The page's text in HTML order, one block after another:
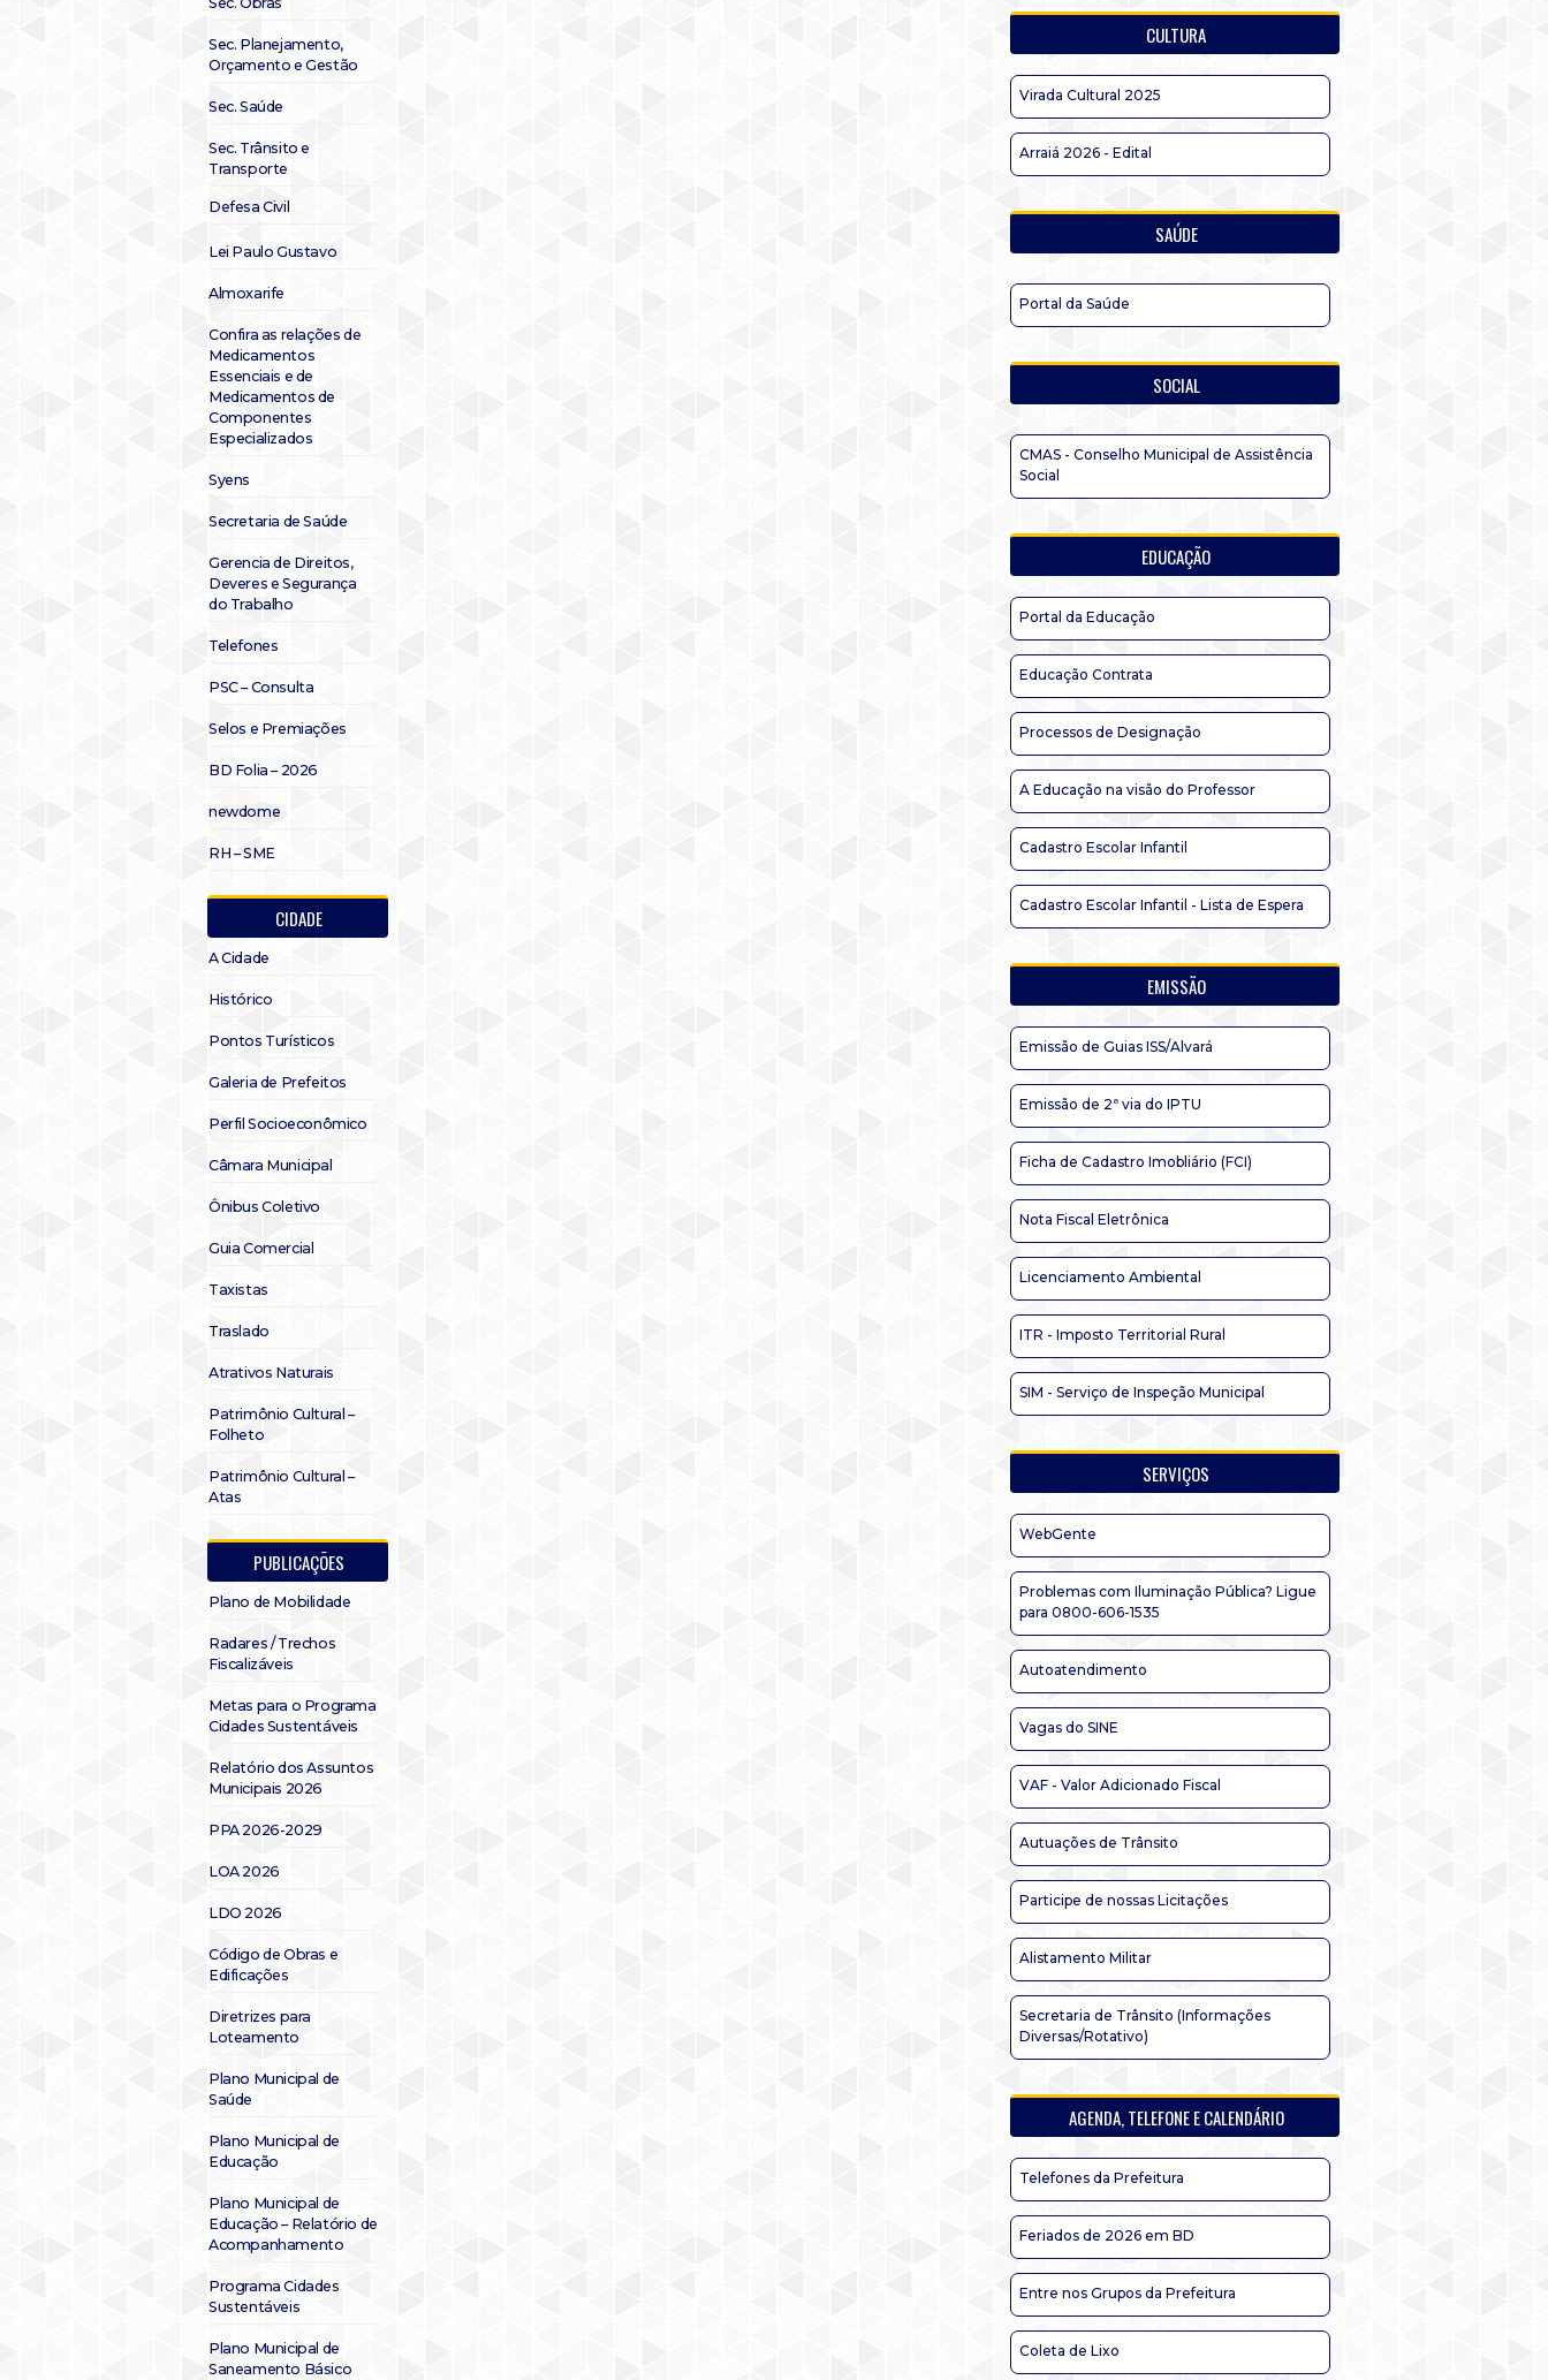
Sec. Planejamento,
Orçamento e Gestão
Sec. Saúde
Sec. Trânsito e
Transporte
Defesa Civil
Lei Paulo Gustavo
Almoxarife
Confira as relações de
Medicamentos
Essenciais e de
Medicamentos de
Componentes
Especializados
Syens
Secretaria de Saúde
Gerencia de Direitos,
Deveres e Segurança
do Trabalho
Telefones
PSC – Consulta
Selos e Premiações
BD Folia – 2026
newdome
RH – SME
CIDADE
A Cidade
Histórico
Pontos Turísticos
Galeria de Prefeitos
Perfil Socioeconômico
Câmara Municipal
Ônibus Coletivo
Guia Comercial
Taxistas
Traslado
Atrativos Naturais
Patrimônio Cultural –
Folheto
Patrimônio Cultural –
Atas
PUBLICAÇÕES
Plano de Mobilidade
Radares / Trechos
Fiscalizáveis
Metas para o Programa
Cidades Sustentáveis
Relatório dos Assuntos
Municipais 2026
PPA 2026-2029
LOA 2026
LDO 2026
Código de Obras e
Edificações
Diretrizes para
Loteamento
Plano Municipal de
Saúde
Plano Municipal de
Educação
Plano Municipal de
Educação – Relatório de
Acompanhamento
Programa Cidades
Sustentáveis
Plano Municipal de
Saneamento Básico
CULTURA
Virada Cultural 2025
Arraiá 2026 - Edital
SAÚDE
Portal da Saúde
SOCIAL
CMAS - Conselho Municipal de Assistência
Social
EDUCAÇÃO
Portal da Educação
Educação Contrata
Processos de Designação
A Educação na visão do Professor
Cadastro Escolar Infantil
Cadastro Escolar Infantil - Lista de Espera
EMISSÃO
Emissão de Guias ISS/Alvará
Emissão de 2ª via do IPTU
Ficha de Cadastro Imobliário (FCI)
Nota Fiscal Eletrônica
Licenciamento Ambiental
ITR - Imposto Territorial Rural
SIM - Serviço de Inspeção Municipal
SERVIÇOS
WebGente
Problemas com Iluminação Pública? Ligue
para 0800-606-1535
Autoatendimento
Vagas do SINE
VAF - Valor Adicionado Fiscal
Autuações de Trânsito
Participe de nossas Licitações
Alistamento Militar
Secretaria de Trânsito (Informações
Diversas/Rotativo)
AGENDA, TELEFONE E CALENDÁRIO
Telefones da Prefeitura
Feriados de 2026 em BD
Entre nos Grupos da Prefeitura
Coleta de Lixo